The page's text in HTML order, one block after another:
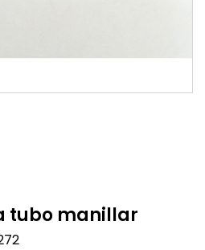
tubo manillar